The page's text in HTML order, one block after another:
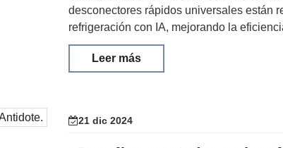
desconectores rápidos universales están
refrigeración con IA, mejorando la
Leer más
21 dic 2024